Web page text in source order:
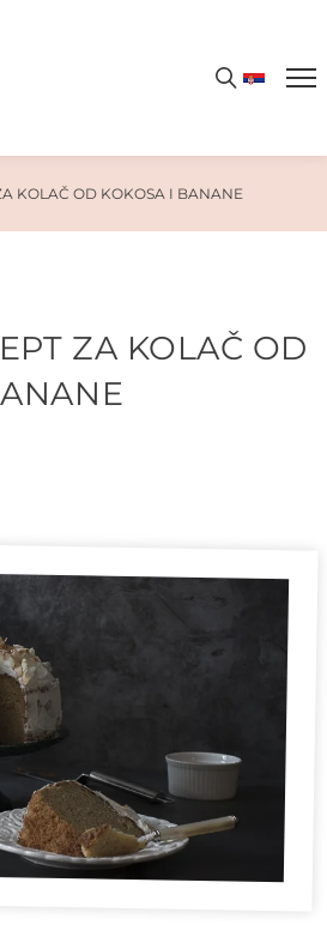
KOLAČ OD KOKOSA I BANANE
ZA KOLAČ OD